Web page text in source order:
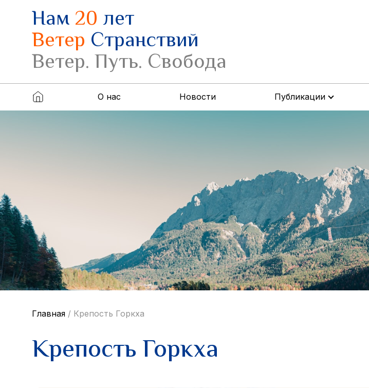
Нам20лет
Ветер Странствий
Ветер. Путь. Свобода
О нас Новости Публикации
Главная / Крепость Горкха
Крепость Горкха